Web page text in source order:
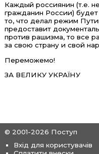
Каждый россиянин (т.е.
гражданин России)
то, что делал режим
предоставит
против рашизма, то все
за свою страну и свой
Переможемо!
ЗА ВЕЛИКУ УКРАЇНУ
© 2001-2026 Поступ
Вхід для користувачів